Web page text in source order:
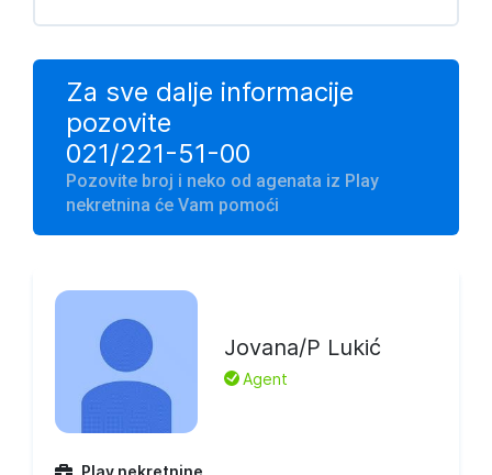
Za sve dalje informacije
pozovite
021/221-51-00
Pozovite broj i neko od agenata iz Play
nekretnina će Vam pomoći
Jovana/P Lukić
L Agent
Play nekretnine